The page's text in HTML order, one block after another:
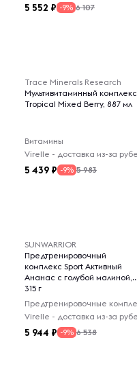
5 552 -9% 6 107
Trace Minerals Research
Мультивитаминный комплекс
Tropical Mixed Berry, 887 мл
Витамины
5 439 -9% 5 983
SUNWARRIOR
Предтренировочный
комплекс Sport Активный
Ананас с голубой малиной,
315 г
5 944 -9% 6 538